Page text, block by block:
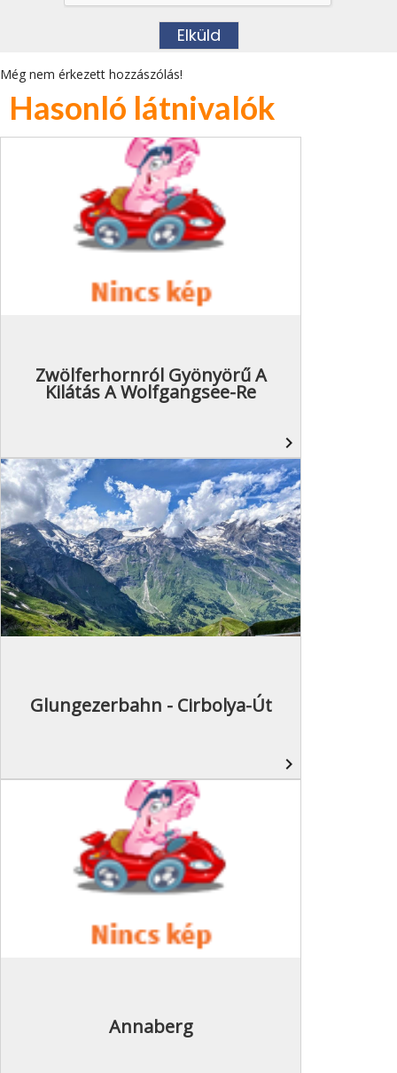
Még nem érkezett hozzászólás!
Hasonló látnivalók
Zwölferhornról Gyönyörű A
Kilátás A Wolfgangsee-Re
navigate_next
Glungezerbahn - Cirbolya-Út
navigate_next
Annaberg